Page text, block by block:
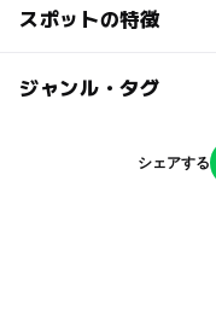
休日：最初の60分
された方の会員価
・一般の方は、お
交通アクセス
スポットの特徴
駐車場あり
ジャンル・タグ
シェアする